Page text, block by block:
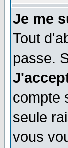
Je me
Tout
passe.
compte
seule
vous